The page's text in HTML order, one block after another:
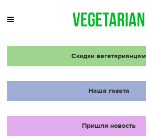
Скидки вегетарианцам
Наша газета
Пришли новость